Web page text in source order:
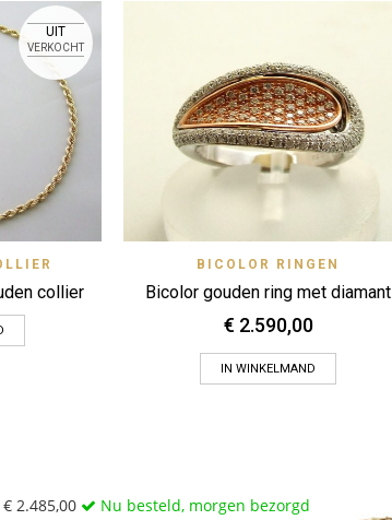
UIT
VERKOCHT
Quick View
collier
Zet op verlanglijstje Quick View
BICOLOR RINGEN
Bicolor gouden ring met diamant
€ 2.590,00
IN WINKELMAND
€ 2.485,00 Nu besteld, morgen bezorgd